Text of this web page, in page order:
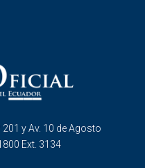
y Av. 10 de Agosto
Ext. 3134